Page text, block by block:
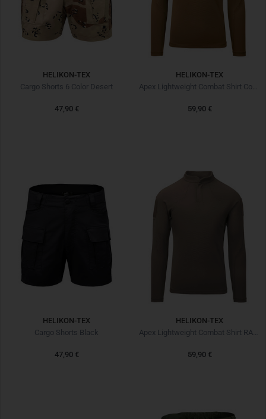
HELIKON-TEX
Cargo Shorts 6 Color Desert
47,90 €
HELIKON-TEX
Apex Lightweight Combat Shirt Coyote
59,90 €
HELIKON-TEX
Cargo Shorts Black
47,90 €
HELIKON-TEX
59,90 €